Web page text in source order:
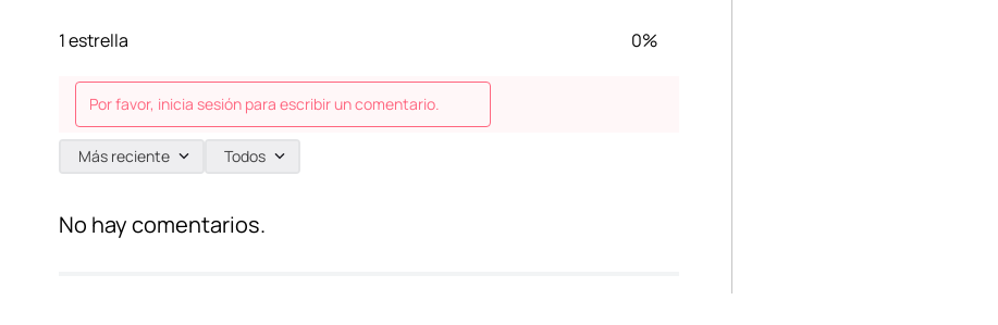
1 estrella 0%
Por favor, inicia sesión para escribir un comentario.
Más reciente Todos
No hay comentarios.